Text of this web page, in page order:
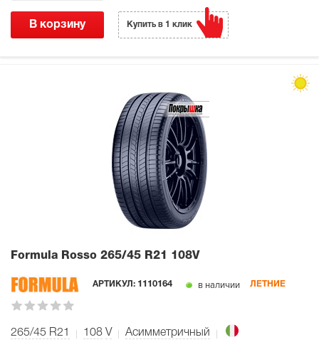
В корзину Купить в 1 клик
Formula Rosso 265/45 R21 108V
АРТИКУЛ: 1110164 в наличии ЛЕТНИЕ
265/45 R21 108 V Асимметричный